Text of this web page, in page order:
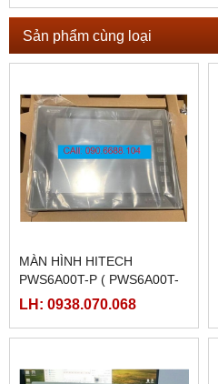
Sản phẩm cùng loại
MÀN HÌNH HITECH
PWS6A00T-P ( PWS6A00T-
PE)
LH: 0938.070.068